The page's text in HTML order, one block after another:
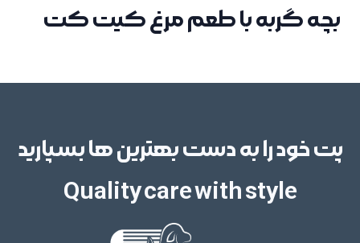
بچه گربه با طعم مرغ کیت کت
پت خود را به دست بهترین ها بسپارید
Quality care with style